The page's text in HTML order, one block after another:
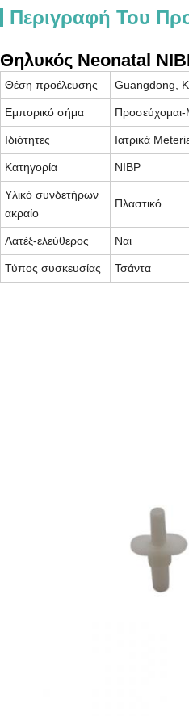
Περιγραφή Του
Θηλυκός Neonatal
Θέση προέλευσης Guangdong,
Εμπορικό σήμα Προσεύχομαι-
Ιδιότητες Ιατρικά
Κατηγορία NIBP
Υλικό συνδετήρων
ακραίο
Πλαστικό
Λατέξ-ελεύθερος Ναι
Τύπος συσκευσίας Τσάντα